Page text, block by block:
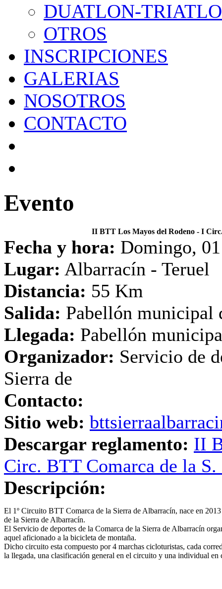
DUATLON-
OTROS
INSCRIPCIONES
GALERIAS
NOSOTROS
CONTACTO
Evento
II BTT Los Mayos del Rodeno - I
Fecha y hora: Domingo,
Lugar: Albarracín - Teruel
Distancia: 55 Km
Salida: Pabellón municipal
Llegada: Pabellón
Organizador: Servicio de
Sierra de
Contacto:
Sitio web:
Descargar reglamento: II
Circ. BTT Comarca de la
Descripción:
El 1º Circuito BTT Comarca de la Sierra de Albarracín, nace en
de la Sierra de Albarracín.
El Servicio de deportes de la Comarca de la Sierra de Albarracín
aquel aficionado a la bicicleta de montaña.
Dicho circuito esta compuesto por 4 marchas cicloturistas, cada
la llegada, una clasificación general en el circuito y una individual en